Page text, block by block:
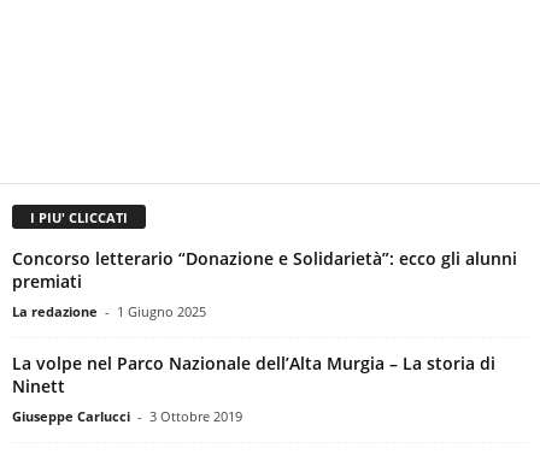
I PIU' CLICCATI
Concorso letterario “Donazione e Solidarietà”: ecco gli alunni
premiati
La redazione - 1 Giugno 2025
La volpe nel Parco Nazionale dell’Alta Murgia – La storia di
Ninett
Giuseppe Carlucci - 3 Ottobre 2019